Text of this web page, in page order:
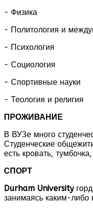
- Физика
- Политология и
- Психология
- Социология
- Спортивные науки
- Теология и религия
ПРОЖИВАНИЕ
В ВУЗе много
Студенческие
есть кровать,
СПОРТ
Durham University
занимаясь каким-либо